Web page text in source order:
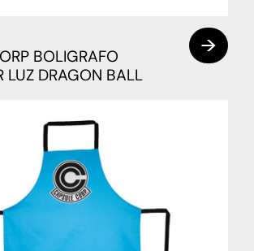
BOLIGRAFO
LUZ DRAGON BALL